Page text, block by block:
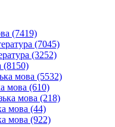
(7419)
(7045)
(3252)
(8150)
мова (5532)
мова (610)
мова (218)
мова (44)
мова (922)